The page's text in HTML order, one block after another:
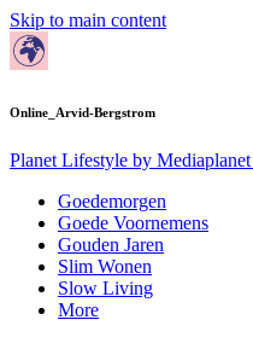
Skip to main content
Online_Arvid-Bergstrom
Planet Lifestyle by Mediaplanet
Goedemorgen
Goede Voornemens
Gouden Jaren
Slim Wonen
Slow Living
More